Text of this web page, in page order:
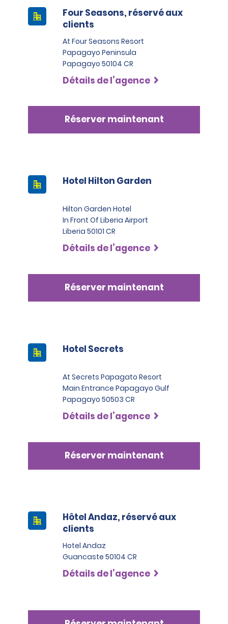
Four Seasons, réservé aux
clients
At Four Seasons Resort
Papagayo Peninsula
Papagayo 50104 CR
Détails de l’agence
Réserver maintenant
Hotel Hilton Garden
Hilton Garden Hotel
In Front Of Liberia Airport
Liberia 50101 CR
Détails de l’agence
Réserver maintenant
Hotel Secrets
At Secrets Papagato Resort
Main Entrance Papagayo Gulf
Papagayo 50503 CR
Détails de l’agence
Réserver maintenant
Hôtel Andaz, réservé aux
clients
Hotel Andaz
Guancaste 50104 CR
Détails de l’agence